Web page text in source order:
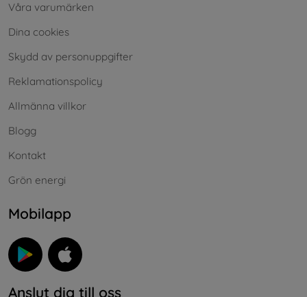
Våra varumärken
Dina cookies
Skydd av personuppgifter
Reklamationspolicy
Allmänna villkor
Blogg
Kontakt
Grön energi
Mobilapp
Anslut dig till oss